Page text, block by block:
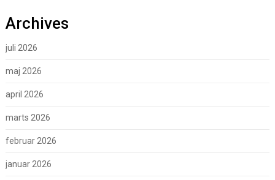
Archives
juli 2026
maj 2026
april 2026
marts 2026
februar 2026
januar 2026